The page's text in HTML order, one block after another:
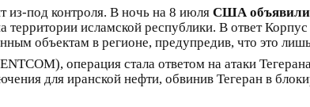
из-под контроля. В ночь на 8 июля США объявили
исламской республики. В ответ
объектам в регионе, предупредив, что это
операция стала ответом на атаки
для иранской нефти, обвинив Тегеран в